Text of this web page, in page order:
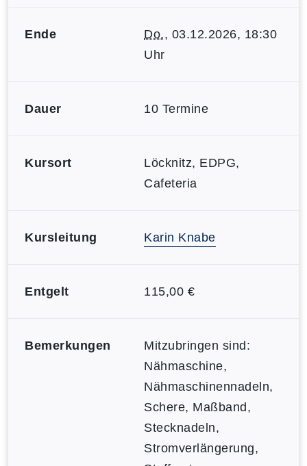
Ende Do., 03.12.2026, 18:30
Uhr
Dauer 10 Termine
Kursort
Löcknitz, EDPG,
Cafeteria
Kursleitung Karin Knabe
Entgelt 115,00 €
Bemerkungen
Mitzubringen sind:
Nähmaschine,
Nähmaschinennadeln,
Schere, Maßband,
Stecknadeln,
Stromverlängerung,